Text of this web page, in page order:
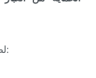
لضمان استمرار عصاك لفترة أطول، اتبع هذه النصائح: